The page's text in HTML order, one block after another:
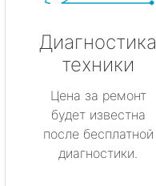
Диагностика
техники
Цена за ремонт
будет известна
после бесплатной
диагностики.